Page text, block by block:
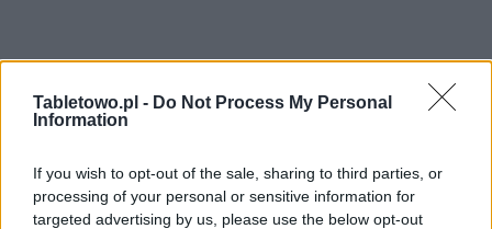
Tabletowo.pl - Do Not Process My Personal
Information
If you wish to opt-out of the sale, sharing to third parties, or
processing of your personal or sensitive information for
targeted advertising by us, please use the below opt-out